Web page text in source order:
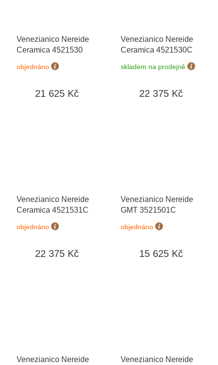
Venezianico Nereide
Ceramica 4521530
objednáno
21 625 Kč
Venezianico Nereide
Ceramica 4521530C
skladem na prodejně
22 375 Kč
Venezianico Nereide
Ceramica 4521531C
objednáno
22 375 Kč
Venezianico Nereide
GMT 3521501C
objednáno
15 625 Kč
Venezianico Nereide
Venezianico Nereide